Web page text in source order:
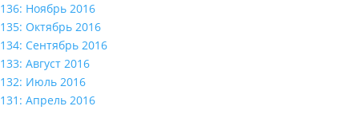
136: Ноябрь 2016
135: Октябрь 2016
134: Сентябрь 2016
133: Август 2016
132: Июль 2016
131: Апрель 2016